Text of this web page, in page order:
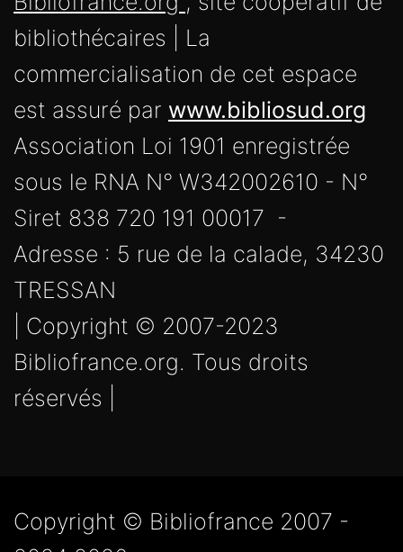
bibliothécaires | La
commercialisation de cet espace
est assuré par www.bibliosud.org
Association Loi 1901 enregistrée
sous le RNA N° W342002610 - N°
Siret 838 720 191 00017 -
Adresse : 5 rue de la calade, 34230
TRESSAN
| Copyright © 2007-2023
Bibliofrance.org. Tous droits
réservés |
Copyright © Bibliofrance 2007 -